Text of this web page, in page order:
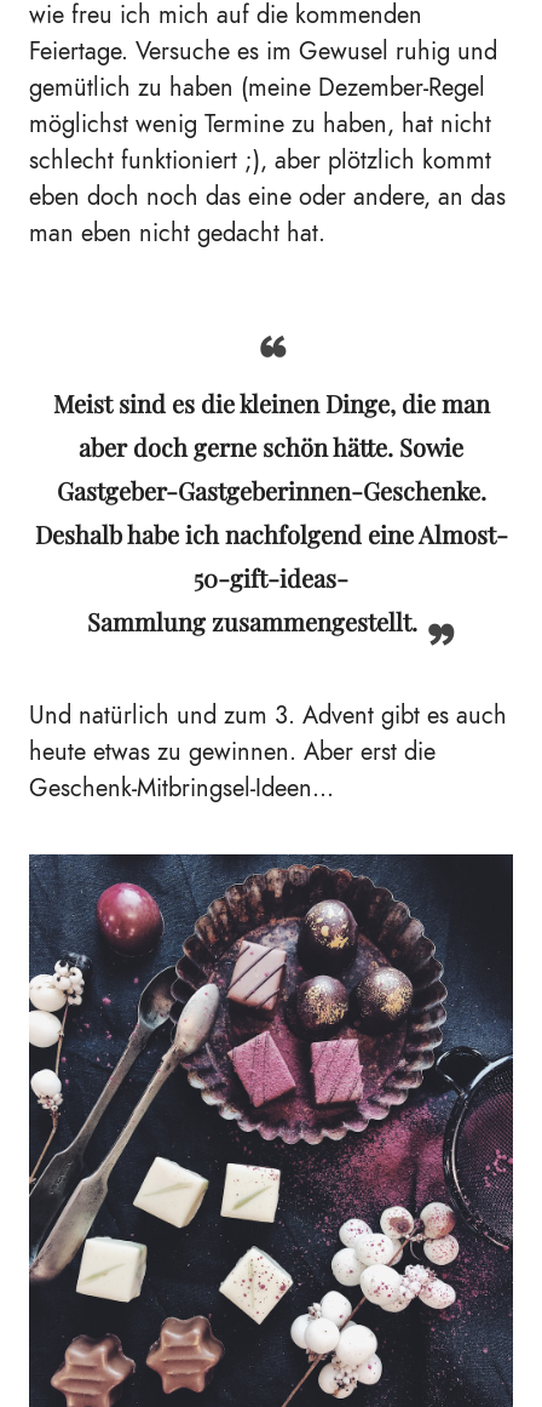
wie freu ich mich auf die kommenden
Feiertage. Versuche es im Gewusel ruhig und
gemütlich zu haben (meine Dezember-Regel
möglichst wenig Termine zu haben, hat nicht
schlecht funktioniert ;), aber plötzlich kommt
eben doch noch das eine oder andere, an das
man eben nicht gedacht hat.
Meist sind es die kleinen Dinge, die man
aber doch gerne schön hätte. Sowie
Gastgeber-Gastgeberinnen-Geschenke.
Deshalb habe ich nachfolgend eine Almost-
50-gift-ideas-
Sammlung zusammengestellt.
Und natürlich und zum 3. Advent gibt es auch
heute etwas zu gewinnen. Aber erst die
Geschenk-Mitbringsel-Ideen...